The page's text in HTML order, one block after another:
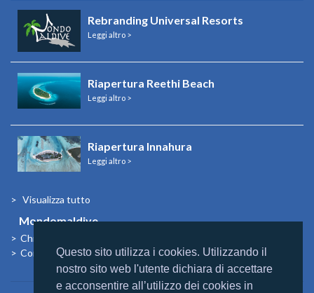
Questo sito utilizza i cookies. Utilizzando il
nostro sito web l'utente dichiara di accettare
e acconsentire all’utilizzo dei cookies in
Rebranding Universal Resorts
Leggi altro >
Riapertura Reethi Beach
Leggi altro >
Riapertura Innahura
Leggi altro >
Visualizza tutto
Mondomaldive
Chi siamo
Contatti